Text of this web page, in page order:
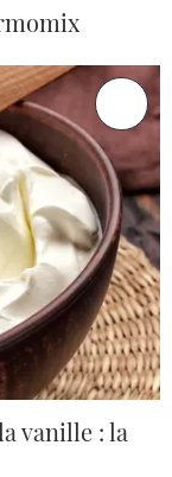
vanille : la